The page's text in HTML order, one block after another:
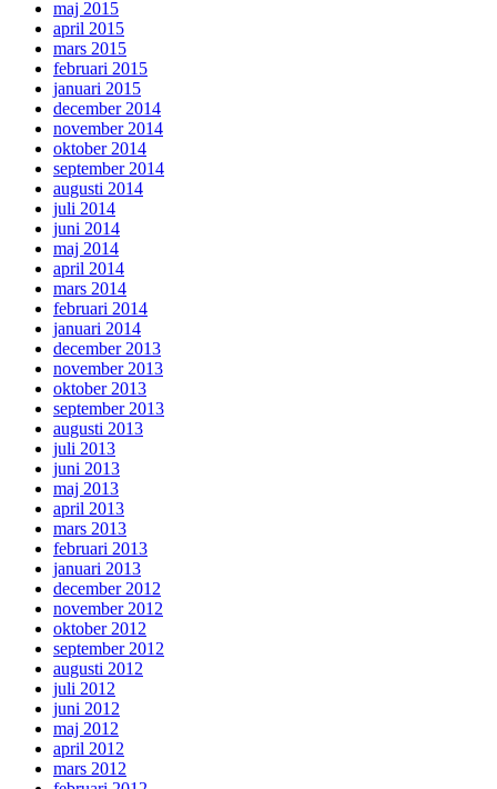
maj 2015
april 2015
mars 2015
februari 2015
januari 2015
december 2014
november 2014
oktober 2014
september 2014
augusti 2014
juli 2014
juni 2014
maj 2014
april 2014
mars 2014
februari 2014
januari 2014
december 2013
november 2013
oktober 2013
september 2013
augusti 2013
juli 2013
juni 2013
maj 2013
april 2013
mars 2013
februari 2013
januari 2013
december 2012
november 2012
oktober 2012
september 2012
augusti 2012
juli 2012
juni 2012
maj 2012
april 2012
mars 2012